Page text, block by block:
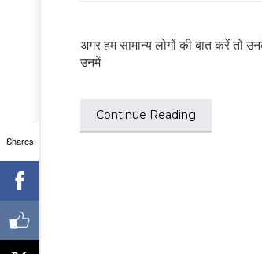
अगर हम सामान्य लोगों की बात करें तो
उनमें
Continue Reading
Shares